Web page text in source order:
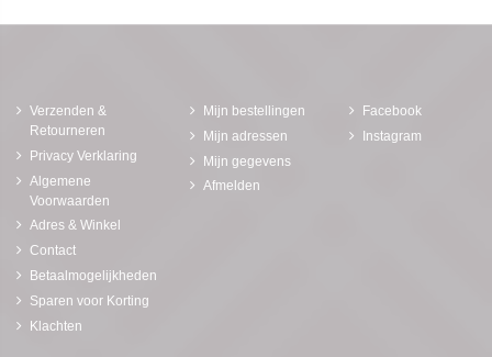
Verzenden &
Retourneren
Privacy Verklaring
Algemene
Voorwaarden
Adres & Winkel
Contact
Betaalmogelijkheden
Sparen voor Korting
Klachten
Mijn bestellingen
Mijn adressen
Mijn gegevens
Afmelden
Facebook
Instagram